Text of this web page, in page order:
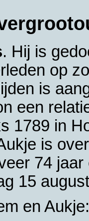
. Hij is
op
is
een
1789 in
is
74
15
en Aukje: